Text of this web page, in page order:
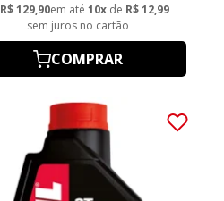
R$ 129,90em até 10xde R$ 12,99
sem juros no cartão
COMPRAR